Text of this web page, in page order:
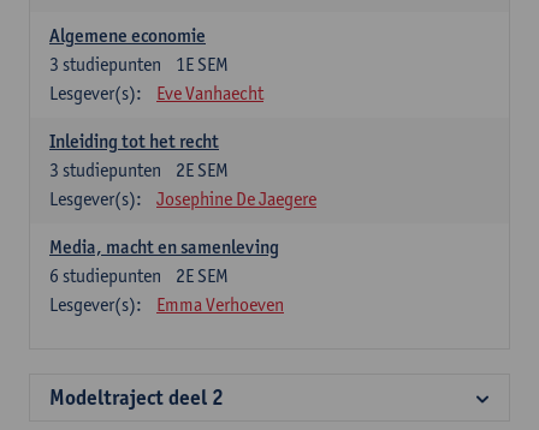
Algemene economie
1E SEM
3 studiepunten
Lesgever(s):
Eve Vanhaecht
Inleiding tot het recht
2E SEM
3 studiepunten
Lesgever(s):
Josephine De Jaegere
Media, macht en samenleving
2E SEM
6 studiepunten
Lesgever(s):
Emma Verhoeven
Modeltraject deel 2